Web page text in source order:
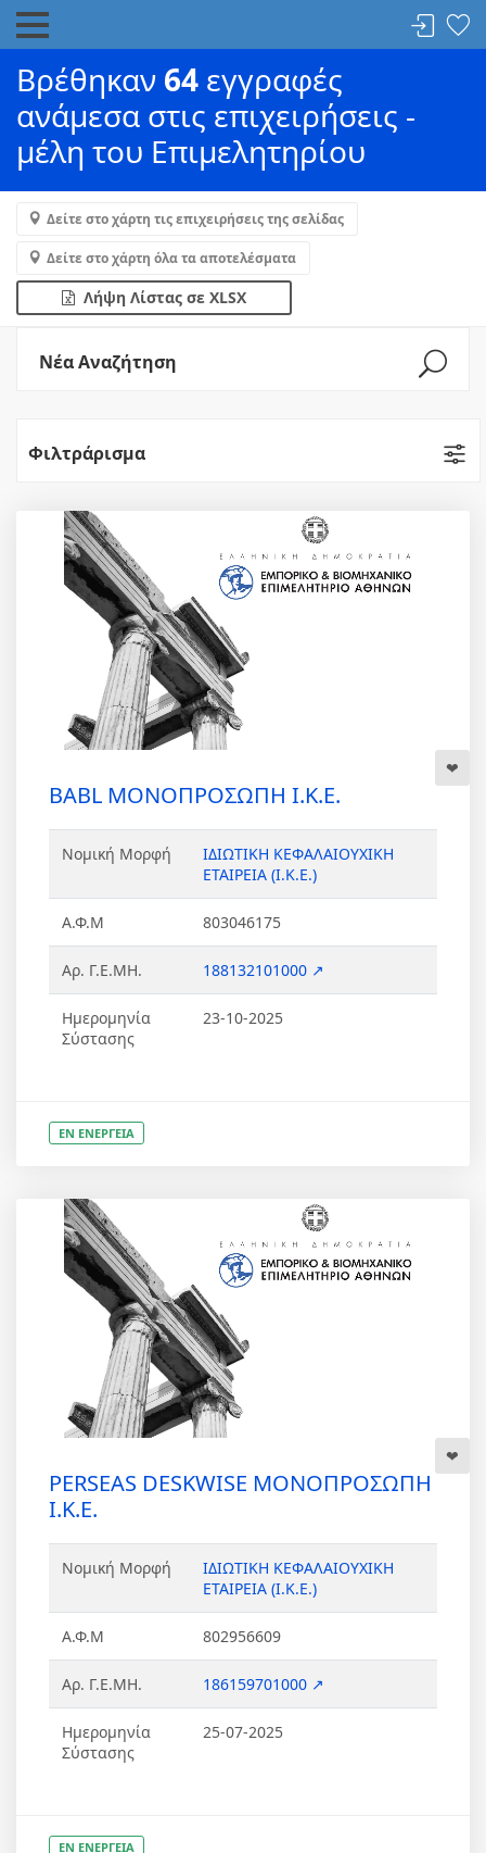
Βρέθηκαν 64 εγγραφές
ανάμεσα στις επιχειρήσεις -
μέλη του Επιμελητηρίου
Δείτε στο χάρτη τις επιχειρήσεις της σελίδας
Δείτε στο χάρτη όλα τα αποτελέσματα
Λήψη Λίστας σε XLSX
Νέα Αναζήτηση
Φιλτράρισμα
BABL ΜΟΝΟΠΡΟΣΩΠΗ Ι.Κ.Ε.
Νομική Μορφή
ΙΔΙΩΤΙΚΗ ΚΕΦΑΛΑΙΟΥΧΙΚΗ
ΕΤΑΙΡΕΙΑ (Ι.Κ.Ε.)
Α.Φ.Μ 803046175
Αρ. Γ.Ε.ΜΗ. 188132101000 ↗
Ημερομηνία
Σύστασης
23-10-2025
ΕΝ ΕΝΕΡΓΕΙΑ
PERSEAS DESKWISE ΜΟΝΟΠΡΟΣΩΠΗ
Ι.Κ.Ε.
Νομική Μορφή
ΙΔΙΩΤΙΚΗ ΚΕΦΑΛΑΙΟΥΧΙΚΗ
ΕΤΑΙΡΕΙΑ (Ι.Κ.Ε.)
Α.Φ.Μ 802956609
Αρ. Γ.Ε.ΜΗ. 186159701000 ↗
Ημερομηνία
Σύστασης
25-07-2025
ΕΝ ΕΝΕΡΓΕΙΑ